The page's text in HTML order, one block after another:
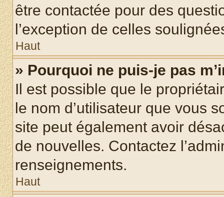
être contactée pour des
l’exception de celles
Haut
» Pourquoi ne puis-je pas
Il est possible que le
le nom d’utilisateur que vous
site peut également avoir
de nouvelles. Contactez
renseignements.
Haut